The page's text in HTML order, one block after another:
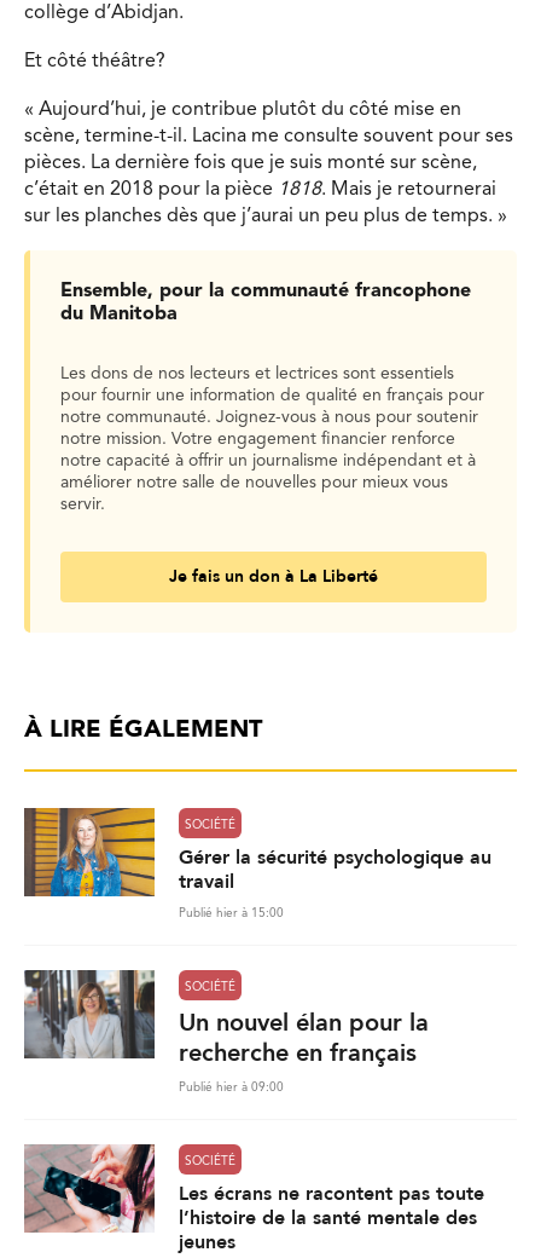
collège d’Abidjan.
Et côté théâtre?
« Aujourd’hui, je contribue plutôt du côté mise en
scène, termine-t-il. Lacina me consulte souvent pour ses
pièces. La dernière fois que je suis monté sur scène,
c’était en 2018 pour la pièce 1818. Mais je retournerai
sur les planches dès que j’aurai un peu plus de temps. »
Ensemble, pour la communauté francophone
du Manitoba
Les dons de nos lecteurs et lectrices sont essentiels
pour fournir une information de qualité en français pour
notre communauté. Joignez-vous à nous pour soutenir
notre mission. Votre engagement financier renforce
notre capacité à offrir un journalisme indépendant et à
améliorer notre salle de nouvelles pour mieux vous
servir.
Je fais un don à La Liberté
À LIRE ÉGALEMENT
SOCIÉTÉ
Gérer la sécurité psychologique au
travail
Publié hier à 15:00
SOCIÉTÉ
Un nouvel élan pour la
recherche en français
Publié hier à 09:00
SOCIÉTÉ
Les écrans ne racontent pas toute
l’histoire de la santé mentale des
jeunes